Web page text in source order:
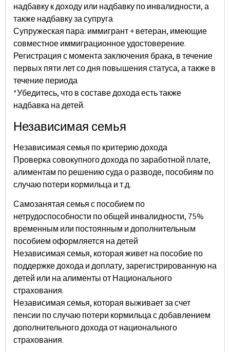
надбавку к доходу или надбавку по инвалидности, а
также надбавку за супруга
Супружеская пара: иммигрант + ветеран, имеющие
совместное иммиграционное удостоверение.
Регистрация с момента заключения брака, в течение
первых пяти лет со дня повышения статуса, а также в
течение периода
*Убедитесь, что в составе дохода есть также
надбавка на детей.
Независимая семья
Независимая семья по критерию дохода
Проверка совокупного дохода по заработной плате,
алиментам по решению суда о разводе, пособиям по
случаю потери кормильца и т.д.
Самозанятая семья с пособием по
нетрудоспособности по общей инвалидности, 75%
временным или постоянным и дополнительным
пособием оформляется на детей
Независимая семья, которая живет на пособие по
поддержке дохода и доплату, зарегистрированную на
детей или на алименты от Национального
страхования.
Независимая семья, которая выживает за счет
пенсии по случаю потери кормильца с добавлением
дополнительного дохода от национального
страхования.